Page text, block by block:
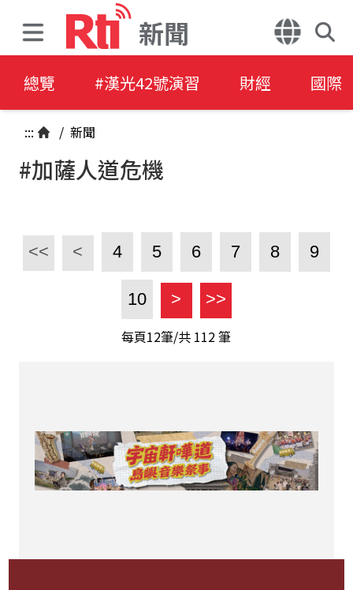
新聞
總覽 #漢光42號演習 財經 國際
::: / 新聞
#加薩人道危機
<< < 4 5 6 7 8 9
10 > >>
每頁12筆/共 112筆